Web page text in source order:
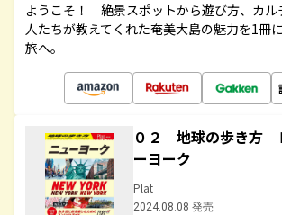
ようこそ！ 絶景スポットから遊び方、カル
人たちが教えてくれた奄美大島の魅力を1冊
旅へ。
０２ 地球の歩き方
ーヨーク
Plat
2024.08.08 発売